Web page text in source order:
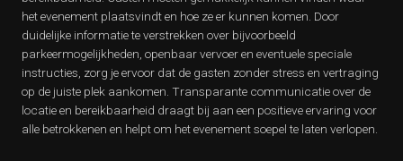
het evenement plaatsvindt en hoe ze er kunnen komen. Door
duidelijke informatie te verstrekken over bijvoorbeeld
parkeermogelijkheden, openbaar vervoer en eventuele speciale
instructies, zorg je ervoor dat de gasten zonder stress en vertraging
op de juiste plek aankomen. Transparante communicatie over de
locatie en bereikbaarheid draagt bij aan een positieve ervaring voor
alle betrokkenen en helpt om het evenement soepel te laten verlopen.